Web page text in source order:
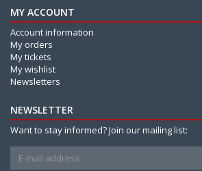
MY ACCOUNT
Account information
My orders
My tickets
My wishlist
Newsletters
NEWSLETTER
Want to stay informed? Join our mailing list: